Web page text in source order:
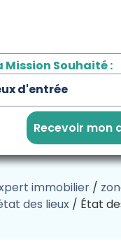
Mission Souhaité :
Recevoir mon
immobilier /
des lieux / État